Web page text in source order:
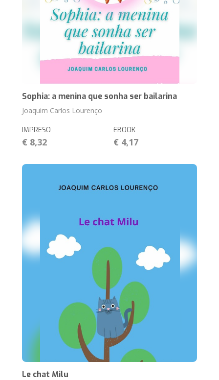
Sophia: a menina que sonha ser bailarina
Joaquim Carlos Lourenço
IMPRESO
€ 8,32
EBOOK
€ 4,17
Le chat Milu